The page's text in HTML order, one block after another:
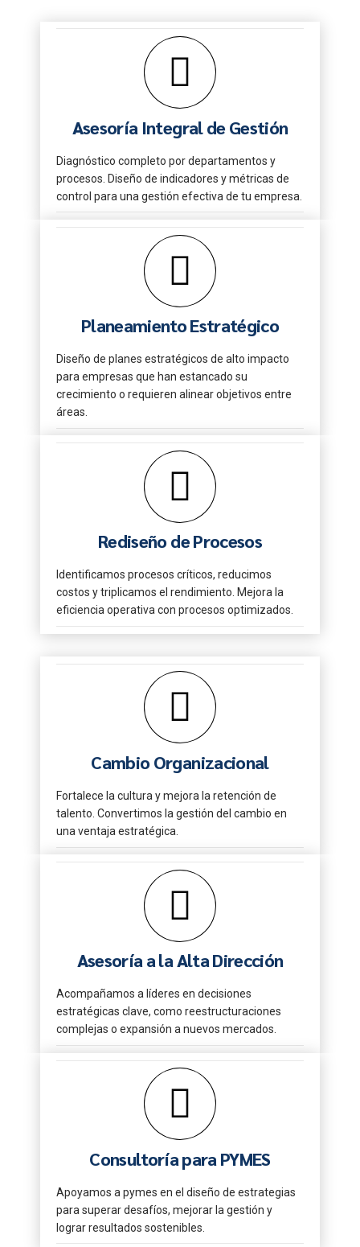
Asesoría Integral de Gestión
Diagnóstico completo por departamentos y
procesos. Diseño de indicadores y métricas de
control para una gestión efectiva de tu empresa.
Planeamiento Estratégico
Diseño de planes estratégicos de alto impacto
para empresas que han estancado su
crecimiento o requieren alinear objetivos entre
áreas.
Rediseño de Procesos
Identificamos procesos críticos, reducimos
costos y triplicamos el rendimiento. Mejora la
eficiencia operativa con procesos optimizados.
Cambio Organizacional
Fortalece la cultura y mejora la retención de
talento. Convertimos la gestión del cambio en
una ventaja estratégica.
Asesoría a la Alta Dirección
Acompañamos a líderes en decisiones
estratégicas clave, como reestructuraciones
complejas o expansión a nuevos mercados.
Consultoría para PYMES
Apoyamos a pymes en el diseño de estrategias
para superar desafíos, mejorar la gestión y
lograr resultados sostenibles.